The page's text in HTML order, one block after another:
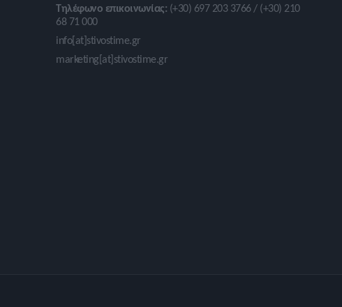
Τηλέφωνο επικοινωνίας: (+30) 697 203 3766 / (+30) 210
68 71 000
info[at]stivostime.gr
marketing[at]stivostime.gr